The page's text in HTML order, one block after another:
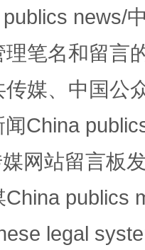
上场
规模
news/
笔名和留言
媒、中国公
China
网站留言板
publics
legal